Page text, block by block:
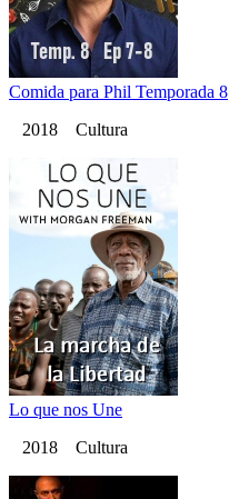
Comida para Phil Temporada 8
2018 Cultura
Lo que nos Une
2018 Cultura